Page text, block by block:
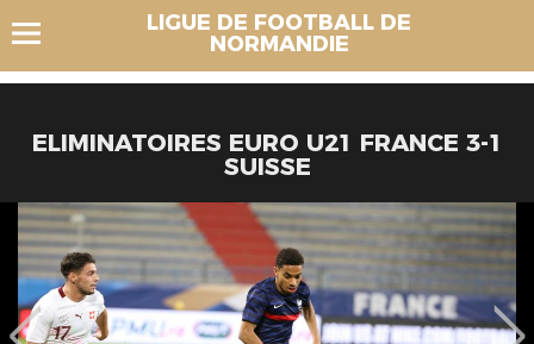
LIGUE DE FOOTBALL DE
NORMANDIE
ELIMINATOIRES EURO U21 FRANCE 3-1
SUISSE